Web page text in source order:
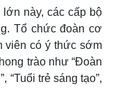
này, các cấp bộ
Tổ chức đoàn cơ
viên có ý thức sớm
trào như “Đoàn
“Tuổi trẻ sáng tạo”,